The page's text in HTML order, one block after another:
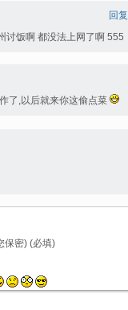
回复
讨饭啊 都没法上网了啊 555
了,以后就来你这偷点菜
保密) (必填)